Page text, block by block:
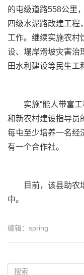
的屯级道路558公里
四级水泥路改建工程
工作。继续实施农村
设、塌岸滑坡灾害治
田水利建设等民生工
实施“能人带富工
和新农村建设指导员
每屯至少培养一名经
有一个合作社。
目前，该县助农增
中。
编辑：spring